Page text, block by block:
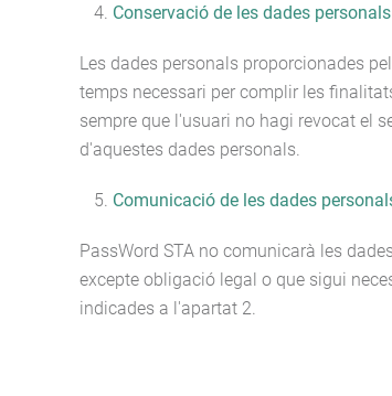
Conservació de les dades personals
Les dades personals proporcionades
temps necessari per complir les
sempre que l'usuari no hagi revocat el
d'aquestes dades personals.
Comunicació de les dades
PassWord STA no comunicarà les
excepte obligació legal o que sigui
indicades a l'apartat 2.